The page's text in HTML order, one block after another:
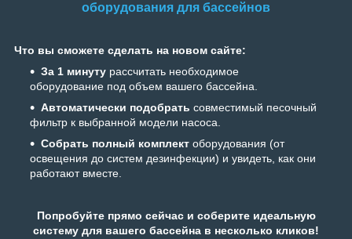
оборудования для бассейнов
Что вы сможете сделать на новом сайте:
За 1 минуту рассчитать необходимое
оборудование под объем вашего бассейна.
Автоматически подобрать совместимый песочный
фильтр к выбранной модели насоса.
Собрать полный комплект оборудования (от
освещения до систем дезинфекции) и увидеть, как они
работают вместе.
Попробуйте прямо сейчас и соберите идеальную
систему для вашего бассейна в несколько кликов!